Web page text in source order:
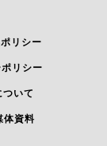
リシー
リシー
ついて
体資料